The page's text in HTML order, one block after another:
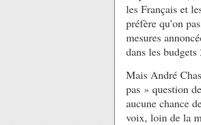
les Français et
préfère qu’on
mesures
dans les budgets
Mais André
pas » question
aucune chance
voix, loin de la